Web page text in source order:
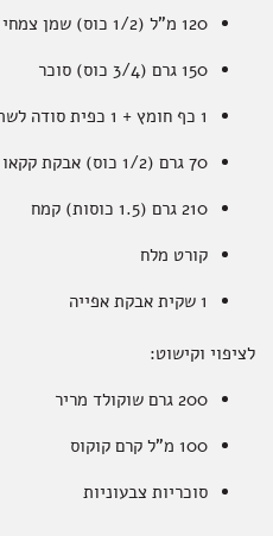
120 מ"ל (1/2 כוס) שמן צמחי
150 גרם (3/4 כוס) סוכר
1 כף חומץ + 1 כפית סודה לשתייה
70 גרם (1/2 כוס) אבקת קקאו איכותית
210 גרם (1.5 כוסות) קמח
קורט מלח
1 שקית אבקת אפייה
לציפוי וקישוט:
200 גרם שוקולד מריר
100 מ"ל קרם קוקוס
סוכריות צבעוניות